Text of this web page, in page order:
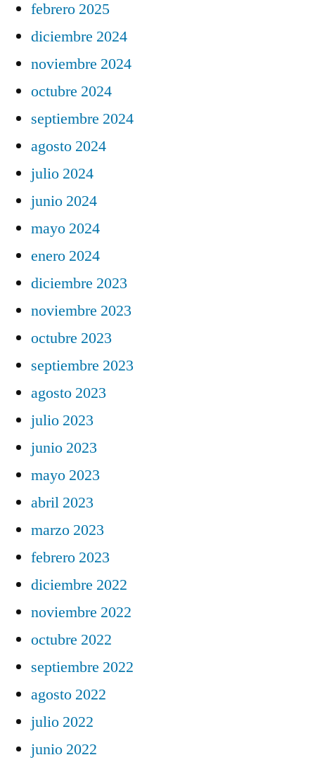
febrero 2025
diciembre 2024
noviembre 2024
octubre 2024
septiembre 2024
agosto 2024
julio 2024
junio 2024
mayo 2024
enero 2024
diciembre 2023
noviembre 2023
octubre 2023
septiembre 2023
agosto 2023
julio 2023
junio 2023
mayo 2023
abril 2023
marzo 2023
febrero 2023
diciembre 2022
noviembre 2022
octubre 2022
septiembre 2022
agosto 2022
julio 2022
junio 2022